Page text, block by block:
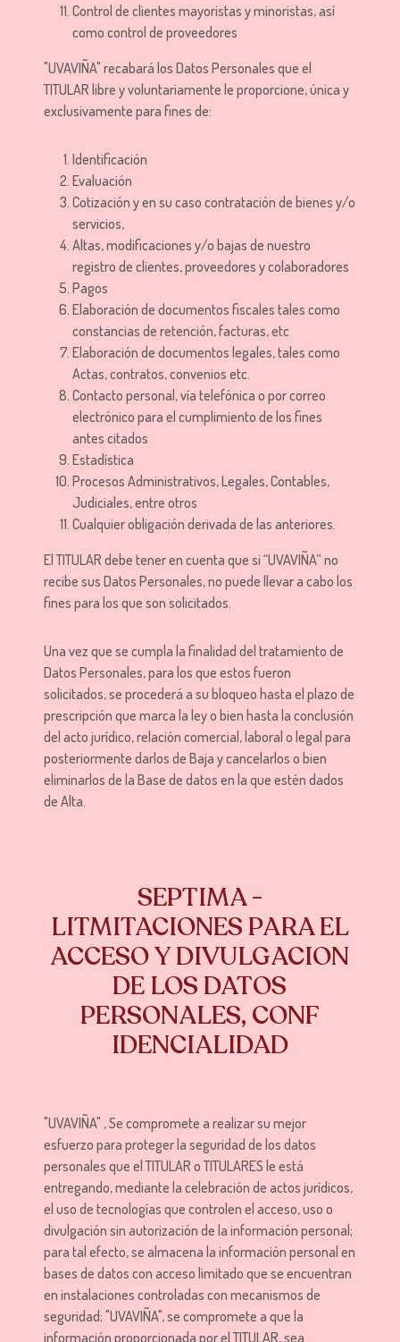
Control de clientes mayoristas y minoristas, así
como control de proveedores
"UVAVIÑA" recabará los Datos Personales que el
TITULAR libre y voluntariamente le proporcione, única y
exclusivamente para fines de:
Identificación
Evaluación
Cotización y en su caso contratación de bienes y/o
servicios,
Altas, modificaciones y/o bajas de nuestro
registro de clientes, proveedores y colaboradores
Pagos
Elaboración de documentos fiscales tales como
constancias de retención, facturas, etc
Elaboración de documentos legales, tales como
Actas, contratos, convenios etc.
Contacto personal, vía telefónica o por correo
electrónico para el cumplimiento de los fines
antes citados
Estadística
Procesos Administrativos, Legales, Contables,
Judiciales, entre otros
Cualquier obligación derivada de las anteriores.
El TITULAR debe tener en cuenta que si “UVAVIÑA” no
recibe sus Datos Personales, no puede llevar a cabo los
fines para los que son solicitados.
Una vez que se cumpla la finalidad del tratamiento de
Datos Personales, para los que estos fueron
solicitados, se procederá a su bloqueo hasta el plazo de
prescripción que marca la ley o bien hasta la conclusión
del acto jurídico, relación comercial, laboral o legal para
posteriormente darlos de Baja y cancelarlos o bien
eliminarlos de la Base de datos en la que estén dados
de Alta.
SEPTIMA -
LITMITACIONES PARA EL
ACCESO Y DIVULGACION
DE LOS DATOS
PERSONALES, CONF
IDENCIALIDAD
"UVAVIÑA" , Se compromete a realizar su mejor
esfuerzo para proteger la seguridad de los datos
personales que el TITULAR o TITULARES le está
entregando, mediante la celebración de actos jurídicos,
el uso de tecnologías que controlen el acceso, uso o
divulgación sin autorización de la información personal;
para tal efecto, se almacena la información personal en
bases de datos con acceso limitado que se encuentran
en instalaciones controladas con mecanismos de
seguridad; "UVAVIÑA", se compromete a que la
información proporcionada por el TITULAR, sea